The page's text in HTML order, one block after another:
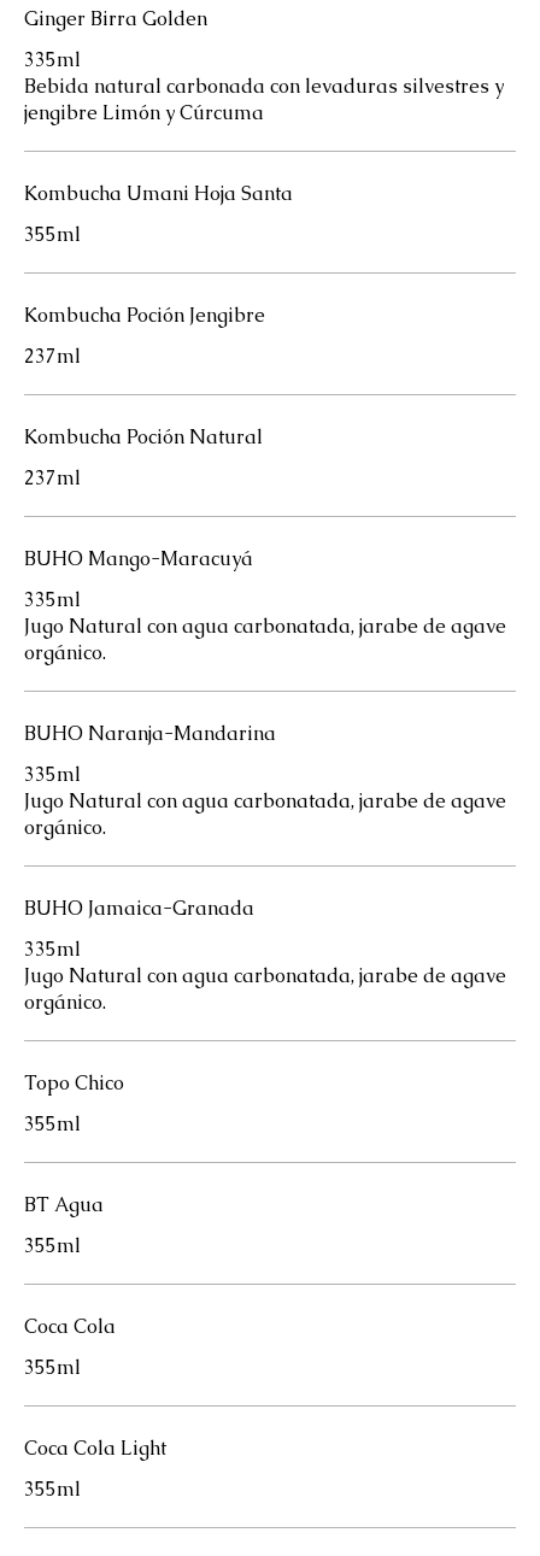
Ginger Birra Golden
335ml
Bebida natural carbonada con levaduras silvestres y
jengibre Limón y Cúrcuma
Kombucha Umani Hoja Santa
355ml
Kombucha Poción Jengibre
237ml
Kombucha Poción Natural
237ml
BUHO Mango-Maracuyá
335ml
Jugo Natural con agua carbonatada, jarabe de agave
orgánico.
BUHO Naranja-Mandarina
335ml
Jugo Natural con agua carbonatada, jarabe de agave
orgánico.
BUHO Jamaica-Granada
335ml
Jugo Natural con agua carbonatada, jarabe de agave
orgánico.
Topo Chico
355ml
BT Agua
355ml
Coca Cola
355ml
Coca Cola Light
355ml